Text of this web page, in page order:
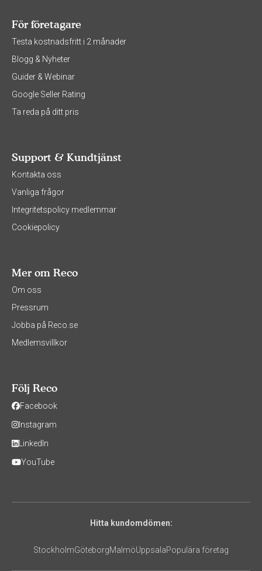
För företagare
Testa kostnadsfritt i 2 månader
Blogg & Nyheter
Guider & Webinar
Google Seller Rating
Ta reda på ditt pris
Support & Kundtjänst
Kontakta oss
Vanliga frågor
Integritetspolicy medlemmar
Cookiepolicy
Mer om Reco
Om oss
Pressrum
Jobba på Reco.se
Medlemsvillkor
Följ Reco
Facebook
Instagram
LinkedIn
YouTube
Hitta kundomdömen:
StockholmGöteborgMalmöUppsalaPopulära företag